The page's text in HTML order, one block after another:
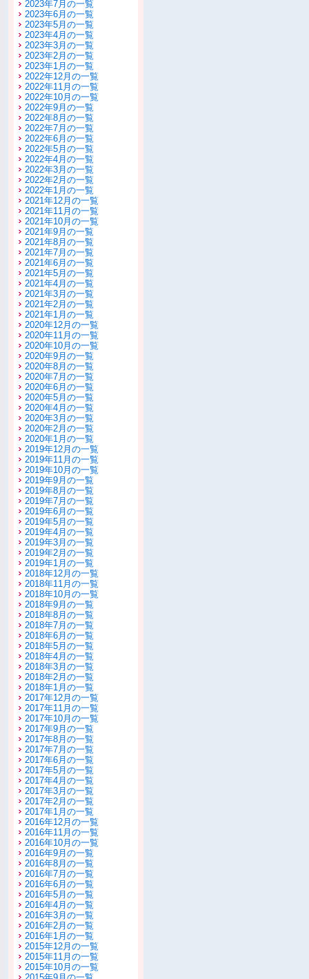
2023年7月の一覧
2023年6月の一覧
2023年5月の一覧
2023年4月の一覧
2023年3月の一覧
2023年2月の一覧
2023年1月の一覧
2022年12月の一覧
2022年11月の一覧
2022年10月の一覧
2022年9月の一覧
2022年8月の一覧
2022年7月の一覧
2022年6月の一覧
2022年5月の一覧
2022年4月の一覧
2022年3月の一覧
2022年2月の一覧
2022年1月の一覧
2021年12月の一覧
2021年11月の一覧
2021年10月の一覧
2021年9月の一覧
2021年8月の一覧
2021年7月の一覧
2021年6月の一覧
2021年5月の一覧
2021年4月の一覧
2021年3月の一覧
2021年2月の一覧
2021年1月の一覧
2020年12月の一覧
2020年11月の一覧
2020年10月の一覧
2020年9月の一覧
2020年8月の一覧
2020年7月の一覧
2020年6月の一覧
2020年5月の一覧
2020年4月の一覧
2020年3月の一覧
2020年2月の一覧
2020年1月の一覧
2019年12月の一覧
2019年11月の一覧
2019年10月の一覧
2019年9月の一覧
2019年8月の一覧
2019年7月の一覧
2019年6月の一覧
2019年5月の一覧
2019年4月の一覧
2019年3月の一覧
2019年2月の一覧
2019年1月の一覧
2018年12月の一覧
2018年11月の一覧
2018年10月の一覧
2018年9月の一覧
2018年8月の一覧
2018年7月の一覧
2018年6月の一覧
2018年5月の一覧
2018年4月の一覧
2018年3月の一覧
2018年2月の一覧
2018年1月の一覧
2017年12月の一覧
2017年11月の一覧
2017年10月の一覧
2017年9月の一覧
2017年8月の一覧
2017年7月の一覧
2017年6月の一覧
2017年5月の一覧
2017年4月の一覧
2017年3月の一覧
2017年2月の一覧
2017年1月の一覧
2016年12月の一覧
2016年11月の一覧
2016年10月の一覧
2016年9月の一覧
2016年8月の一覧
2016年7月の一覧
2016年6月の一覧
2016年5月の一覧
2016年4月の一覧
2016年3月の一覧
2016年2月の一覧
2016年1月の一覧
2015年12月の一覧
2015年11月の一覧
2015年10月の一覧